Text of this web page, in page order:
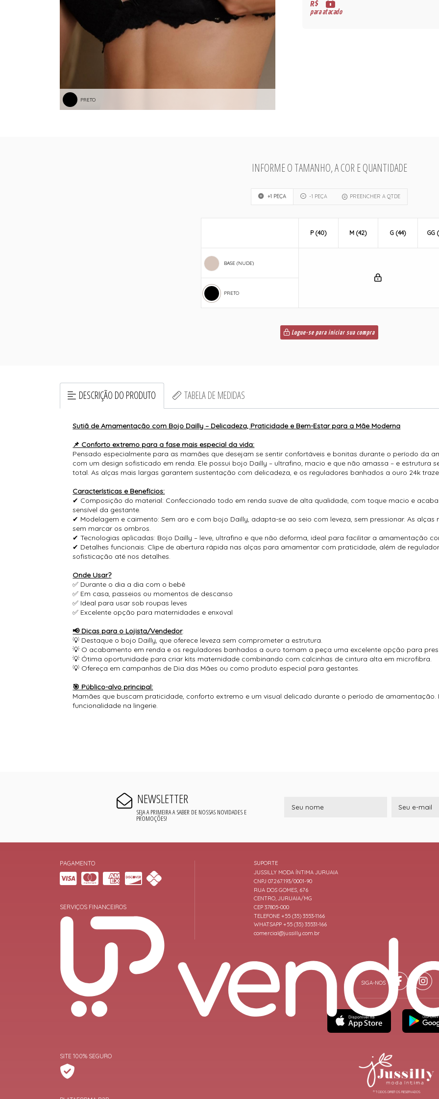
PRETO
R$
para atacado
INFORME O TAMANHO, A COR E QUANTIDADE
+1 PEÇA -1 PEÇA PREENCHER A QTDE
BASE (NUDE)
PRETO
P (40) M (42) G (44) GG
Logue-se para iniciar sua compra
DESCRIÇÃO DO PRODUTO TABELA DE MEDIDAS
Sutiã de Amamentação com Bojo Dailly – Delicadeza, Praticidade e Bem-Estar para a Mãe Moderna
📌 Conforto extremo para a fase mais especial da vida:
Pensado especialmente para as mamães que desejam se sentir confortáveis e bonitas durante o período da
com um design sofisticado em renda. Ele possui bojo Dailly – ultrafino, macio e que não amassa – e estrutura
total. As alças mais largas garantem sustentação com delicadeza, e os reguladores banhados a ouro 24k
Características e Benefícios:
✔ Composição do material: Confeccionado todo em renda suave de alta qualidade, com toque macio e
sensível da gestante.
✔ Modelagem e caimento: Sem aro e com bojo Dailly, adapta-se ao seio com leveza, sem pressionar. As
sem marcar os ombros.
✔ Tecnologias aplicadas: Bojo Dailly – leve, ultrafino e que não deforma, ideal para facilitar a amamentação
✔ Detalhes funcionais: Clipe de abertura rápida nas alças para amamentar com praticidade, além de
sofisticação até nos detalhes.
Onde Usar?
✅ Durante o dia a dia com o bebê
✅ Em casa, passeios ou momentos de descanso
✅ Ideal para usar sob roupas leves
✅ Excelente opção para maternidades e enxoval
📢 Dicas para o Lojista/Vendedor:
💡 Destaque o bojo Dailly, que oferece leveza sem comprometer a estrutura.
💡 O acabamento em renda e os reguladores banhados a ouro tornam a peça uma excelente opção para
💡 Ótima oportunidade para criar kits maternidade combinando com calcinhas de cintura alta em microfibra.
💡 Ofereça em campanhas de Dia das Mães ou como produto especial para gestantes.
🎯 Público-alvo principal:
Mamães que buscam praticidade, conforto extremo e um visual delicado durante o período de
funcionalidade na lingerie.
NEWSLETTER
SEJA A PRIMEIRA A SABER DE NOSSAS NOVIDADES E
PROMOÇÕES!
PAGAMENTO
SERVIÇOS FINANCEIROS
SITE 100% SEGURO
SUPORTE
JUSSILLY MODA ÍNTIMA JURUAIA
CNPJ 07.267.193/0001-90
RUA DOS GOMES, 676
CENTRO, JURUAIA/MG
CEP 37805-000
TELEFONE +55 (35) 3553-1166
WHATSAPP +55 (35) 35531-166
comercial@jussilly.com.br
® TODOS DIREITOS RESERVADOS